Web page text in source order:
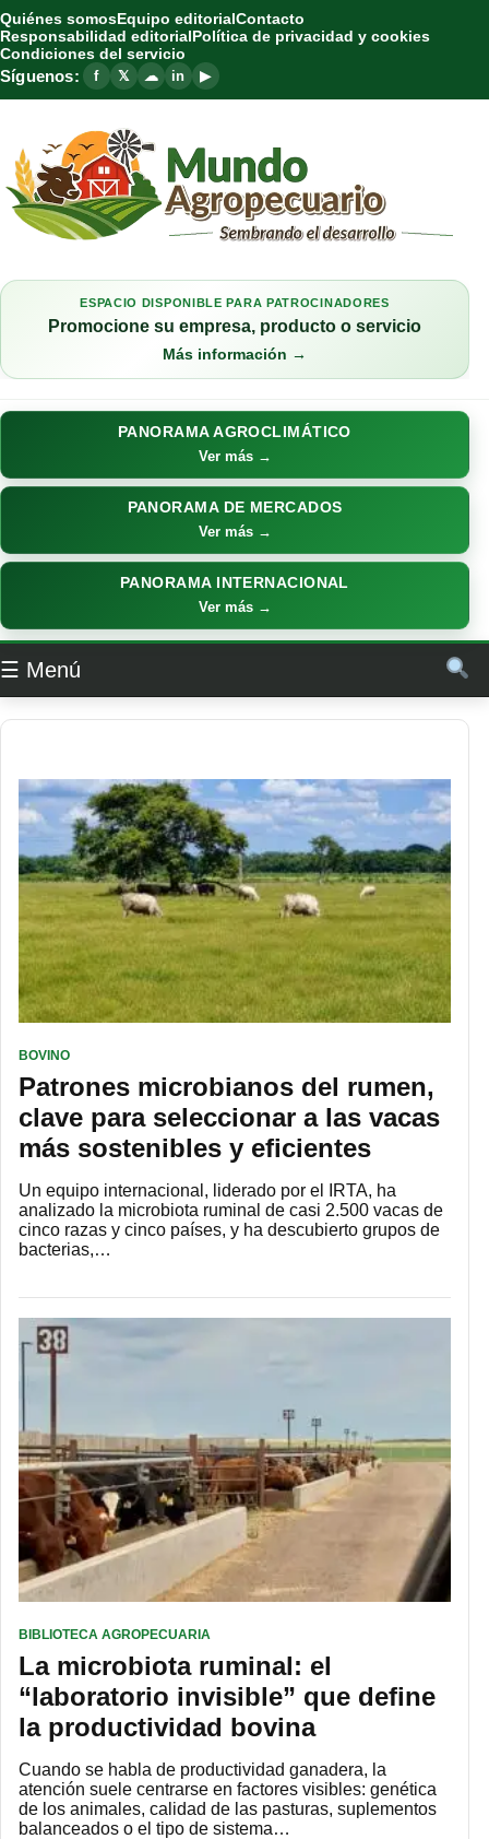
Quiénes somosEquipo editorialContacto
Responsabilidad editorialPolítica de privacidad y cookies
Condiciones del servicio
Síguenos: f 𝕏 ☁ in ▶
ESPACIO DISPONIBLE PARA PATROCINADORES
Promocione su empresa, producto o servicio
Más información →
PANORAMA AGROCLIMÁTICO
Ver más →
PANORAMA DE MERCADOS
Ver más →
PANORAMA INTERNACIONAL
Ver más →
☰ Menú
BOVINO
Patrones microbianos del rumen,
clave para seleccionar a las vacas
más sostenibles y eficientes
Un equipo internacional, liderado por el IRTA, ha
analizado la microbiota ruminal de casi 2.500 vacas de
cinco razas y cinco países, y ha descubierto grupos de
bacterias,…
BIBLIOTECA AGROPECUARIA
La microbiota ruminal: el
“laboratorio invisible” que define
la productividad bovina
Cuando se habla de productividad ganadera, la
atención suele centrarse en factores visibles: genética
de los animales, calidad de las pasturas, suplementos
balanceados o el tipo de sistema…